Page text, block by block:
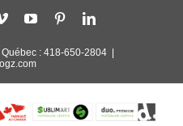
VimeoYouTubePinterestLinkedIn
Québec : 418-650-2804